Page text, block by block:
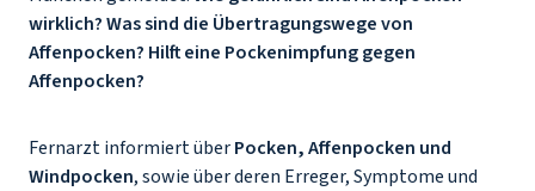
wirklich? Was sind die Übertragungswege von
Affenpocken? Hilft eine Pockenimpfung gegen
Affenpocken?
Fernarzt informiert überPocken, Affenpocken und
Windpocken, sowie über deren Erreger, Symptome und